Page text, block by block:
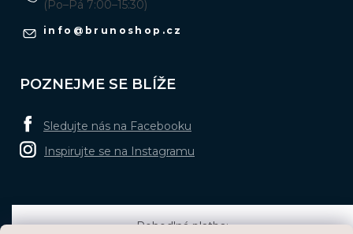
info @ brunoshop.cz
(Po–Pá 7:00–15:30)
POZNEJME SE BLÍŽE
Sledujte nás na Facebooku
Inspirujte se na Instagramu
Pohodlná platba: